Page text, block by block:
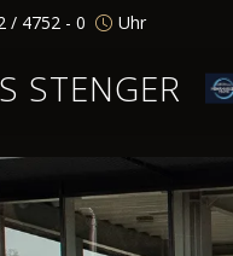
/ 4752 - 0 Uhr
STENGER